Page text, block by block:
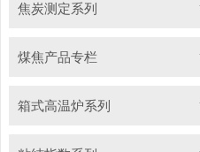
焦炭测定系列
煤焦产品专栏
箱式高温炉系列